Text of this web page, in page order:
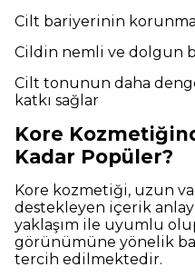
Cilt bariyerinin
Cildin nemli ve dolgun
Cilt tonunun daha
katkı sağlar
Kore
Kadar Popüler?
Kore kozmetiği, uzun
destekleyen içerik
yaklaşım ile uyumlu
görünümüne yönelik
tercih edilmektedir.